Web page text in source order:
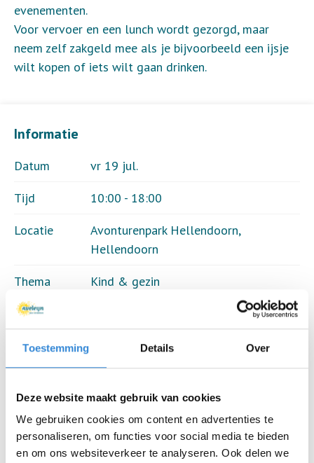
Toestemming Details Over
Deze website maakt gebruik van cookies
We gebruiken cookies om content en advertenties te
personaliseren, om functies voor social media te bieden
en om ons websiteverkeer te analyseren. Ook delen we
Informatie
Datum
vr 19 jul.
Tijd
10:00 - 18:00
Locatie
Avonturenpark Hellendoorn,
Hellendoorn
Thema
Kind & gezin
Kosten
Deelnemers
50 van 50
Terug naar het overzicht
evenementen.
Voor vervoer en een lunch wordt gezorgd, maar
neem zelf zakgeld mee als je bijvoorbeeld een ijsje
wilt kopen of iets wilt gaan drinken.